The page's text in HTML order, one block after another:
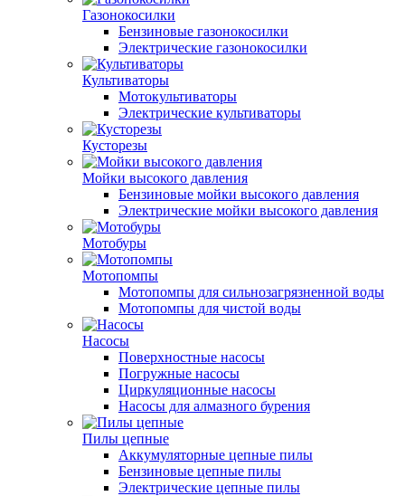
Газонокосилки
Бензиновые газонокосилки
Электрические газонокосилки
Культиваторы
Мотокультиваторы
Электрические культиваторы
Кусторезы
Мойки высокого давления
Бензиновые мойки высокого давления
Электрические мойки высокого давления
Мотобуры
Мотопомпы
Мотопомпы для сильнозагрязненной воды
Мотопомпы для чистой воды
Насосы
Поверхностные насосы
Погружные насосы
Циркуляционные насосы
Насосы для алмазного бурения
Пилы цепные
Аккумуляторные цепные пилы
Бензиновые цепные пилы
Электрические цепные пилы